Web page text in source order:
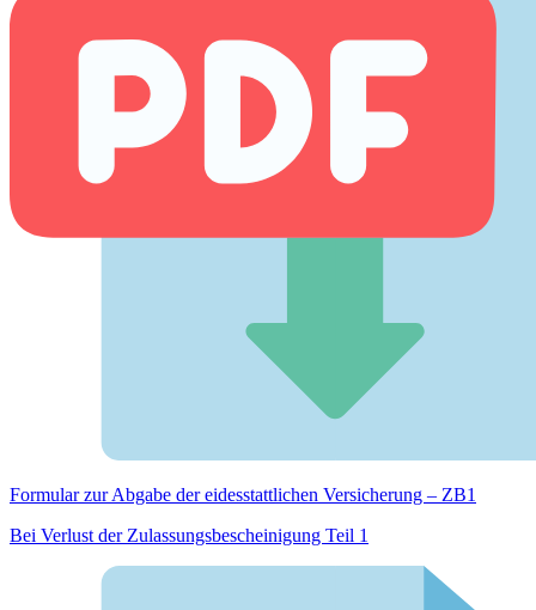
Formular zur Abgabe der eides­stattlichen Versicherung – ZB1
Bei Verlust der Zulassungsbescheinigung Teil 1